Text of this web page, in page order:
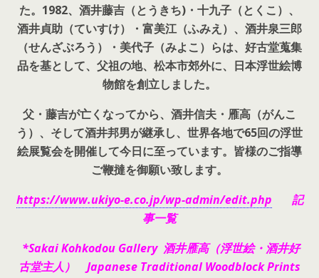
た。 1982、酒井藤吉（とうきち)・十九子（とくこ）、
酒井貞助（ていすけ）・富美江（ふみえ）、酒井泉三郎
（せんざぶろう）・美代子（みよこ）らは、好古堂蒐集
品を基として、父祖の地、松本市郊外に、日本浮世絵博
物館を創立しました。
父・藤吉が亡くなってから、酒井信夫・雁高（がんこ
う）、そして酒井邦男が継承し、世界各地で65回の浮世
絵展覧会を開催して今日に至っています。皆様のご指導
ご鞭撻を御願い致します。
https://www.ukiyo-e.co.jp/wp-admin/edit.php 記
事一覧
*Sakai Kohkodou Gallery 酒井雁高（浮世絵・酒井好
古堂主人） Japanese Traditional Woodblock Prints